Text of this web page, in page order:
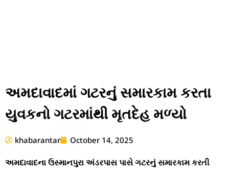
અમદાવાદમાં ગટરનું સમારકામ કરતા
યુવકનો ગટરમાંથી મૃતદેહ મળ્યો
khabarantar October 14, 2025
અમદાવાદના ઉસ્માનપુરા અંડરપાસ પાસે ગટરનું સમારકામ કરતી